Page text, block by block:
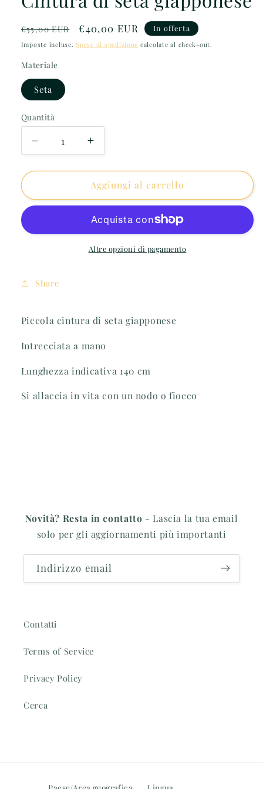
Prezzo
di
€55,00 EUR
Prezzo
scontato
€40,00 EUR In offerta
Imposte incluse.Spese di spedizione calcolate al check-out.
Materiale
Seta
Quantità
Diminuisci
quantità
per
di
giapponese
Aumenta
quantità
per
Cintura
di
giapponese
Aggiungi al carrello
Altre opzioni di pagamento
Share
Piccola cintura di seta giapponese
Intrecciata a mano
Lunghezza indicativa 140 cm
Si allaccia in vita con un nodo o fiocco
Novità? Resta in contatto - Lascia la tua email
solo per gli aggiornamenti più importanti
Indirizzo email
Contatti
Terms of Service
Privacy Policy
Cerca